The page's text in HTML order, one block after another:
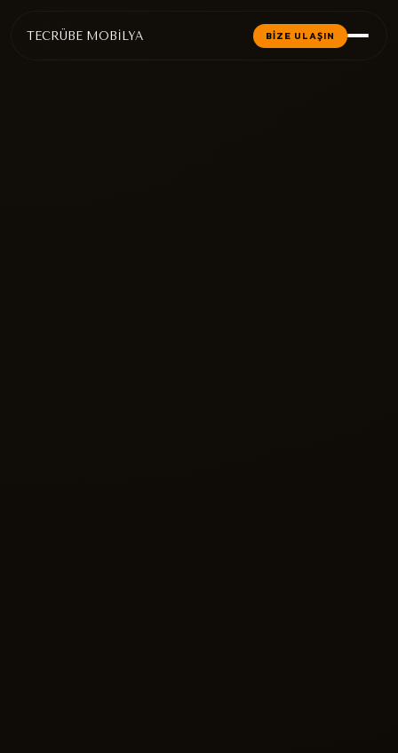
TECRÜBE MOBİLYA BİZE ULAŞIN